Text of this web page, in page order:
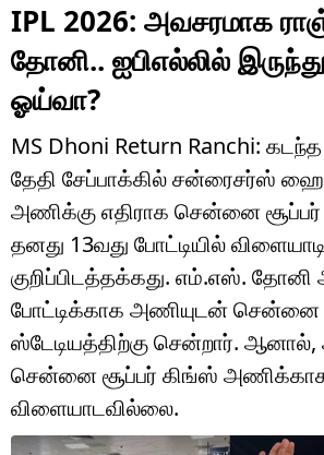
உலகம்
விளையாட்டு
பொழுதுபோக்கு
லைஃப்ஸ்டைல்
வணிகம்
டெக்னாலஜி
ஆன்மீகம்
வைரல்
ஹெஃல்த்
IPL 2026: அவசரமாக
தோனி.. ஐபிஎல்லில்
ஓய்வா?
MS Dhoni Return Ranchi:
தேதி சேப்பாக்கில் சன்ரைசர்ஸ்
அணிக்கு எதிராக சென்னை
தனது 13வது போட்டியில்
குறிப்பிடத்தக்கது. எம்.எஸ்.
போட்டிக்காக அணியுடன் சென்னை
ஸ்டேடியத்திற்கு சென்றார்.
சென்னை சூப்பர் கிங்ஸ்
விளையாடவில்லை.